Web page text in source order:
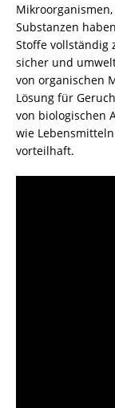
Substanzen
Stoffe vollständig
sicher und
von organischen
Lösung für
von biologischen
wie
vorteilhaft.